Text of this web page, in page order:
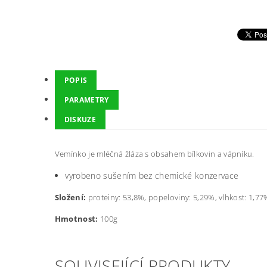
POPIS
PARAMETRY
DISKUZE
Vemínko je mléčná žláza s obsahem bílkovin a vápníku.
vyrobeno sušením bez chemické konzervace
Složení: proteiny: 53,8%, popeloviny: 5,29%, vlhkost:
Hmotnost: 100g